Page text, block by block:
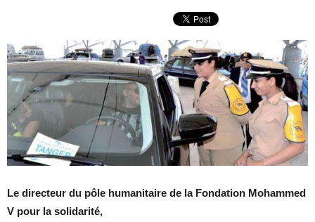
Le directeur du pôle humanitaire de la Fondation Mohammed
V pour la solidarité,